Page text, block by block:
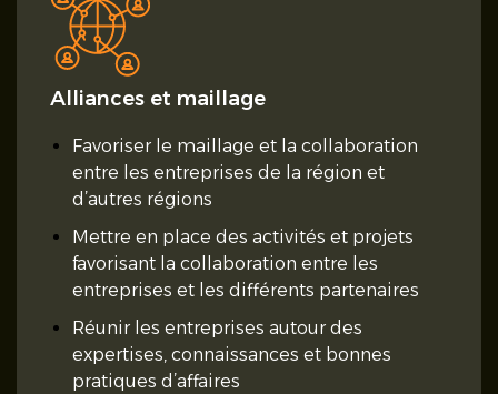
Alliances et maillage
Favoriser le maillage et la collaboration
entre les entreprises de la région et
d’autres régions
Mettre en place des activités et projets
favorisant la collaboration entre les
entreprises et les différents partenaires
Réunir les entreprises autour des
expertises, connaissances et bonnes
pratiques d’affaires